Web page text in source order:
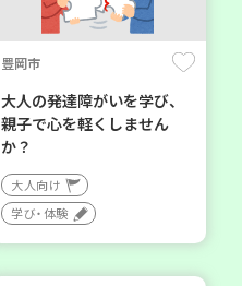
豊岡市
大人の発達障がいを学び、
親子で心を軽くしません
か？
大人向け
学び・体験